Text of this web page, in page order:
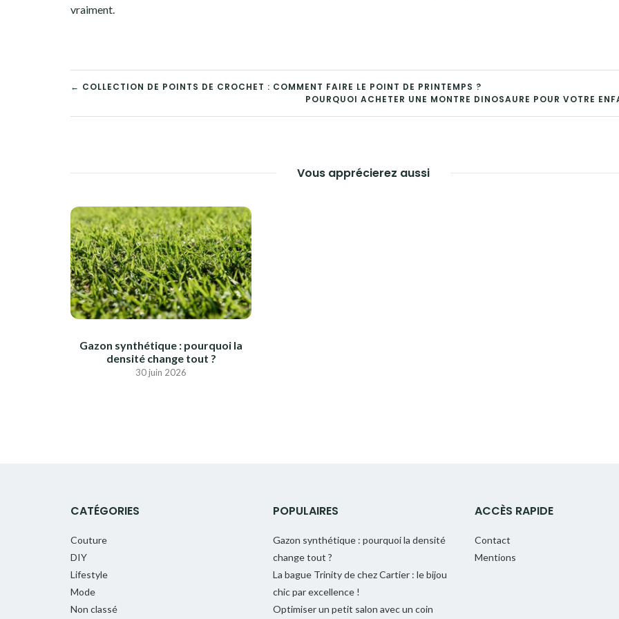
vraiment.
NAVIGATION
DE
← COLLECTION DE POINTS DE CROCHET : COMMENT FAIRE LE POINT DE PRINTEMPS ?
POURQUOI ACHETER UNE MONTRE DINOSAURE POUR VOTRE
Vous apprécierez aussi
Gazon synthétique : pourquoi la
densité change tout ?
30 juin 2026
CATÉGORIES
Couture
DIY
Lifestyle
Mode
Non classé
POPULAIRES
Gazon synthétique : pourquoi la densité
change tout ?
La bague Trinity de chez Cartier : le bijou
chic par excellence !
Optimiser un petit salon avec un coin
ACCÈS RAPIDE
Contact
Mentions